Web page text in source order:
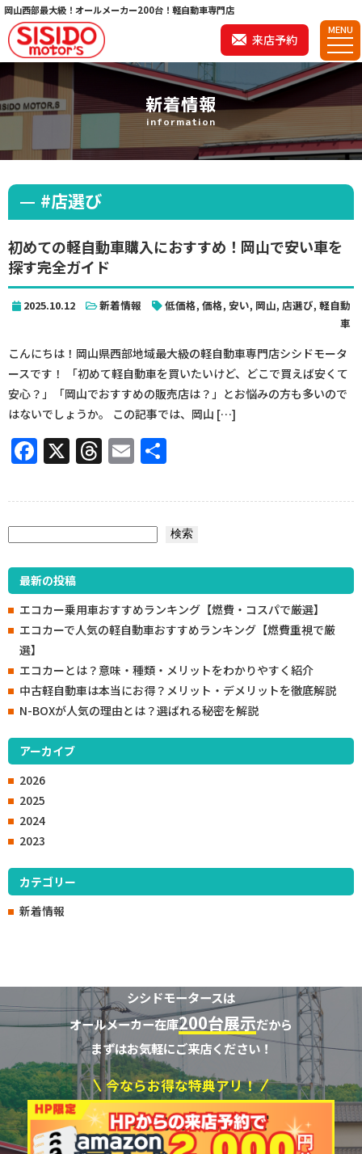
岡山西部最大級！オールメーカー200台！軽自動車専門店
来店予約
MENU
新着情報
information
#店選び
初めての軽自動車購入におすすめ！岡山で安い車を
探す完全ガイド
2025.10.12 新着情報 低価格, 価格, 安い, 岡山, 店選び, 軽自動
車
こんにちは！岡山県西部地域最大級の軽自動車専門店シシドモータ
ースです！ 「初めて軽自動車を買いたいけど、どこで買えば安くて
安心？」「岡山でおすすめの販売店は？」とお悩みの方も多いので
はないでしょうか。 この記事では、岡山 […]
Facebook
X Threads
Email
検索
最新の投稿
エコカー乗用車おすすめランキング【燃費・コスパで厳選】
エコカーで人気の軽自動車おすすめランキング【燃費重視で厳
選】
エコカーとは？意味・種類・メリットをわかりやすく紹介
中古軽自動車は本当にお得？メリット・デメリットを徹底解説
N-BOXが人気の理由とは？選ばれる秘密を解説
アーカイブ
2026
2025
2024
2023
カテゴリー
新着情報
シシドモータースは
オールメーカー在庫200台展示だから
まずはお気軽にご来店ください！
今ならお得な特典アリ！